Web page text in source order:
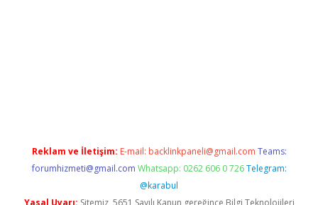
Reklam ve İletişim: E-mail: backlinkpaneli@gmail.com Teams:
forumhizmeti@gmail.com Whatsapp: 0262 606 0 726 Telegram:
@karabul
Yasal Uyarı: Sitemiz, 5651 Sayılı Kanun gereğince Bilgi Teknolojileri